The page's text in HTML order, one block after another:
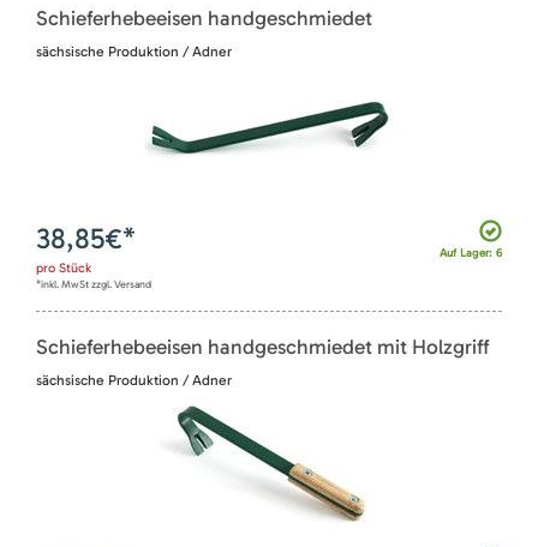
Schieferhebeeisen handgeschmiedet
sächsische Produktion / Adner
Auf Lager: 6
38,85€*
pro Stück
*inkl. MwSt zzgl. Versand
Schieferhebeeisen handgeschmiedet mit Holzgriff
sächsische Produktion / Adner